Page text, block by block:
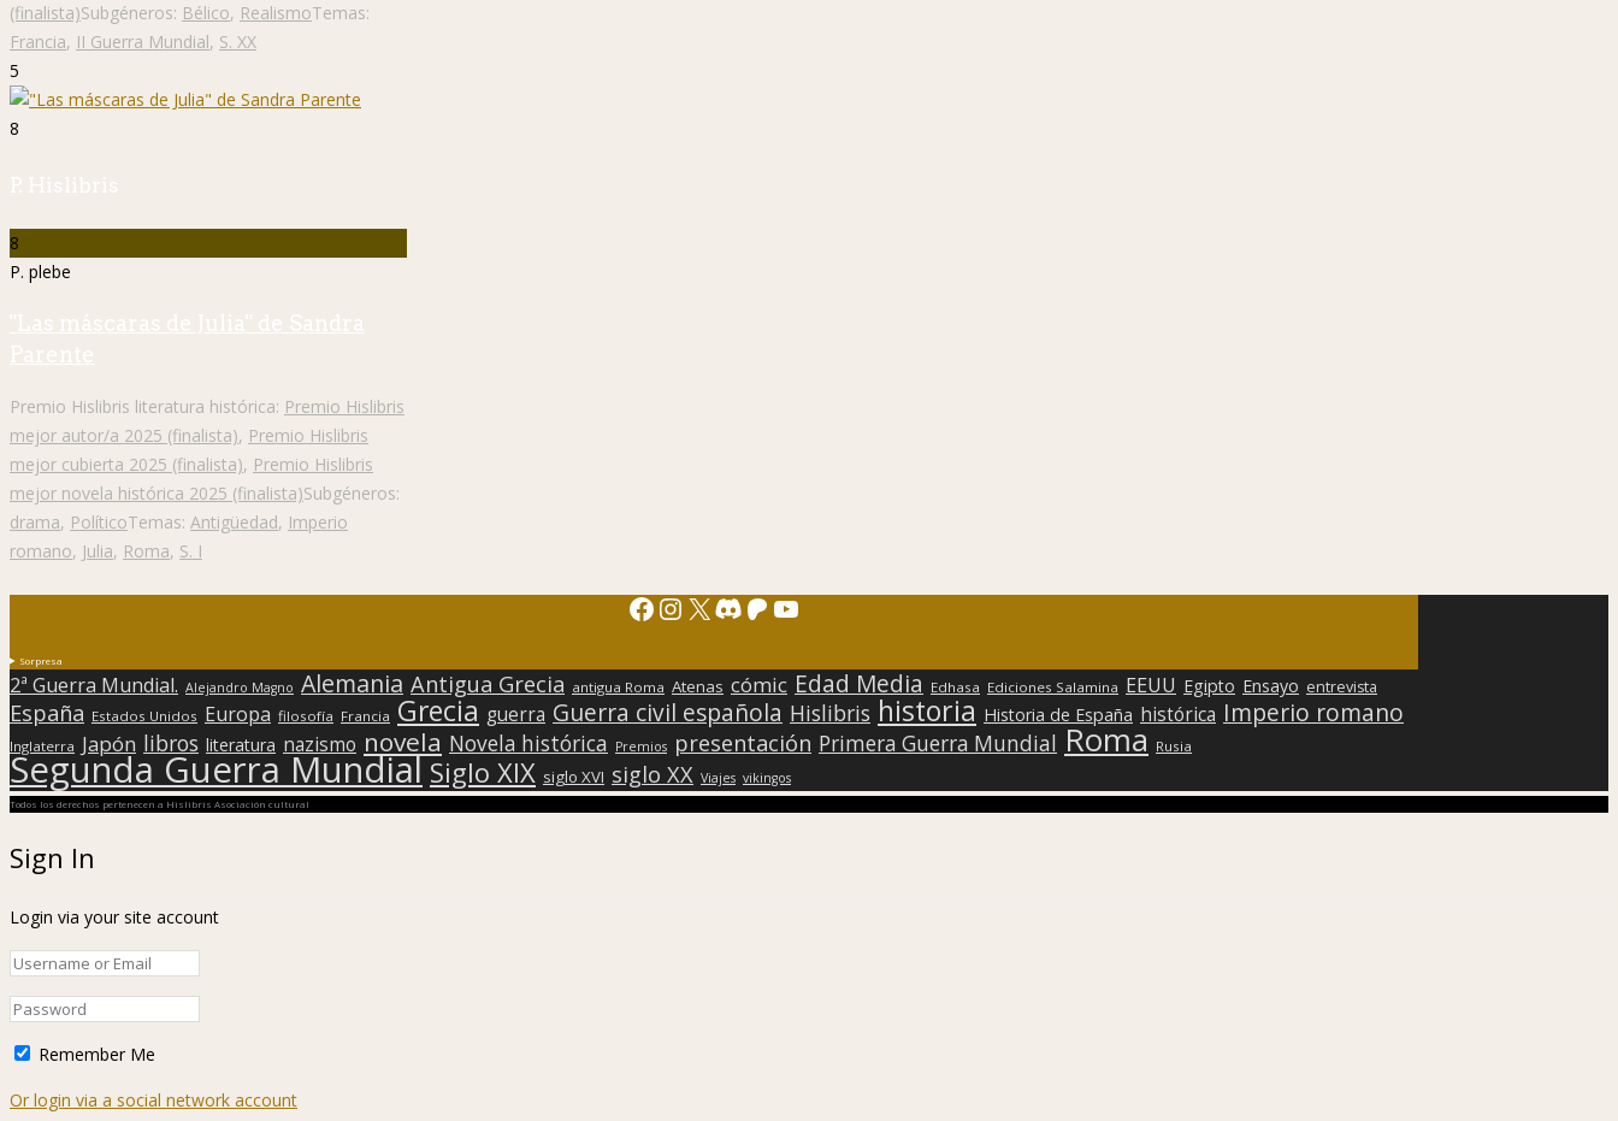
(finalista)Subgéneros: Bélico, RealismoTemas:
Francia, II Guerra Mundial, S. XX
5
8
P. Hislibris
8
P. plebe
"Las máscaras de Julia" de Sandra
Parente
Premio Hislibris literatura histórica: Premio Hislibris
mejor autor/a 2025 (finalista), Premio Hislibris
mejor cubierta 2025 (finalista), Premio Hislibris
mejor novela histórica 2025 (finalista)Subgéneros:
drama, PolíticoTemas: Antigüedad, Imperio
romano, Julia, Roma, S. I
Facebook
Instagram
X Discord
Patreon
YouTube
Sorpresa
2ª Guerra Mundial. Alejandro Magno Alemania Antigua Grecia antigua Roma Atenas cómic Edad Media Edhasa Ediciones Salamina EEUU Egipto Ensayo entrevista
España Estados Unidos Europa filosofía Francia Grecia guerra Guerra civil española Hislibris historia Historia de España histórica Imperio romano
Inglaterra Japón libros literatura nazismo novela Novela histórica Premios presentación Primera Guerra Mundial Roma Rusia
Segunda Guerra Mundial Siglo XIX siglo XVI siglo XX Viajes vikingos
Todos los derechos pertenecen a Hislibris Asociación cultural
Sign In
Login via your site account
Remember Me
Or login via a social network account